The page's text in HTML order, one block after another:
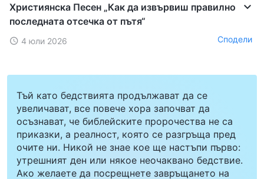
Християнска Песен „Как да извървиш правилно
последната отсечка от пътя“
4 юли 2026 Сподели
Тъй като бедствията продължават да се
увеличават, все повече хора започват да
осъзнават, че библейските пророчества не са
приказки, а реалност, която се разгръща пред
очите ни. Никой не знае кое ще настъпи първо:
утрешният ден или някое неочаквано бедствие.
Ако желаете да посрещнете завръщането на